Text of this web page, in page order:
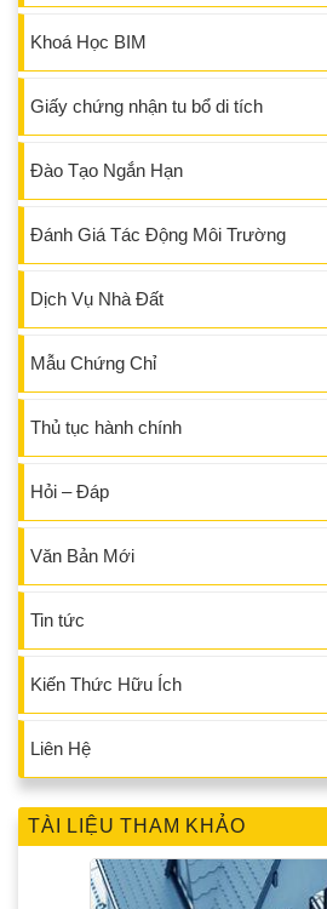
Khoá Học BIM
Giấy chứng nhận tu bổ di tích
Đào Tạo Ngắn Hạn
Đánh Giá Tác Động Môi Trường
Dịch Vụ Nhà Đất
Mẫu Chứng Chỉ
Thủ tục hành chính
Hỏi – Đáp
Văn Bản Mới
Tin tức
Kiến Thức Hữu Ích
Liên Hệ
TÀI LIỆU THAM KHẢO